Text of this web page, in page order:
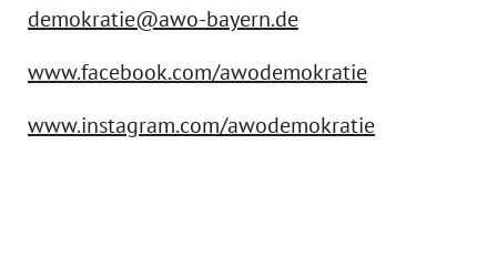
demokratie@awo-bayern.de
www.facebook.com/awodemokratie
www.instagram.com/awodemokratie